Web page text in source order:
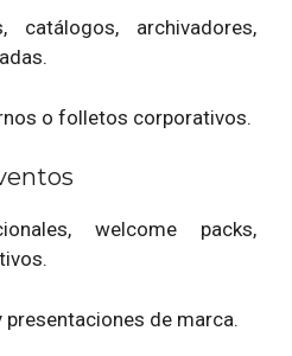
catálogos, archivadores,
o folletos corporativos.
welcome packs,
presentaciones de marca.